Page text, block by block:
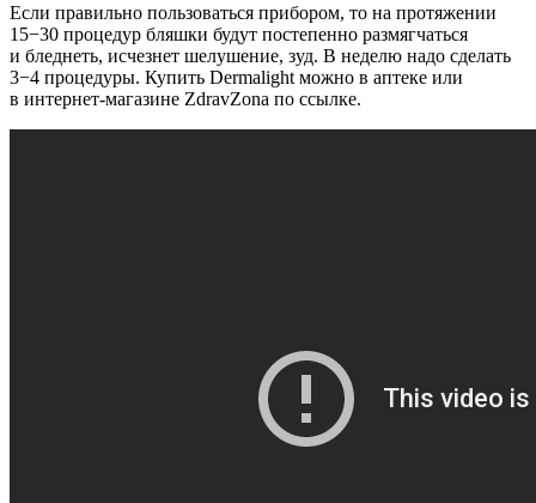
Если правильно пользоваться прибором, то на протяжении
15−30 процедур бляшки будут постепенно размягчаться
и бледнеть, исчезнет шелушение, зуд. В неделю надо сделать
3−4 процедуры. Купить Dermalight можно в аптеке или
в интернет-магазине ZdravZona по ссылке.